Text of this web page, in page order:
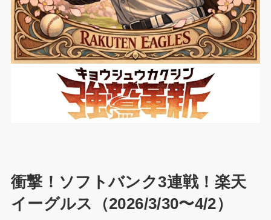
衝撃！ソフトバンク3連戦！楽天
イーグルス（2026/3/30〜4/2）